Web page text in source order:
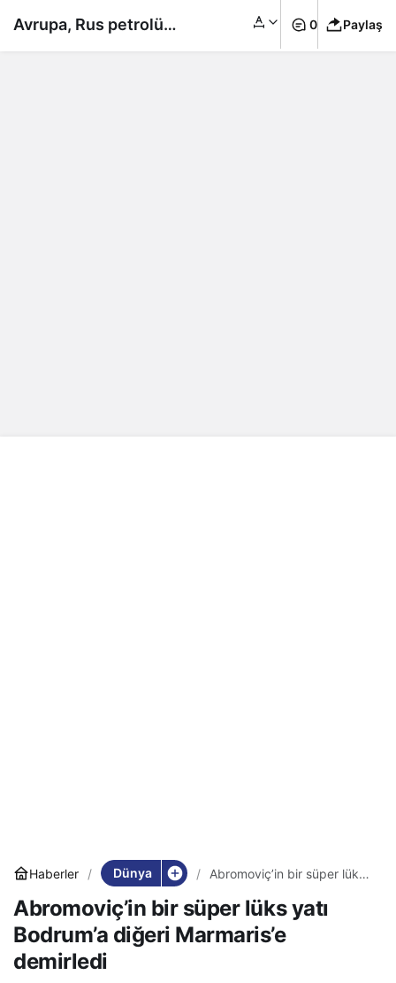
Haberler Dünya
Abromoviç’in bir süper lüks
Marmaris’e demirledi
Abromoviç’in bir süper lüks yatı
Bodrum’a diğeri Marmaris’e
demirledi
Avrupa, Rus petrolüne 0 Paylaş